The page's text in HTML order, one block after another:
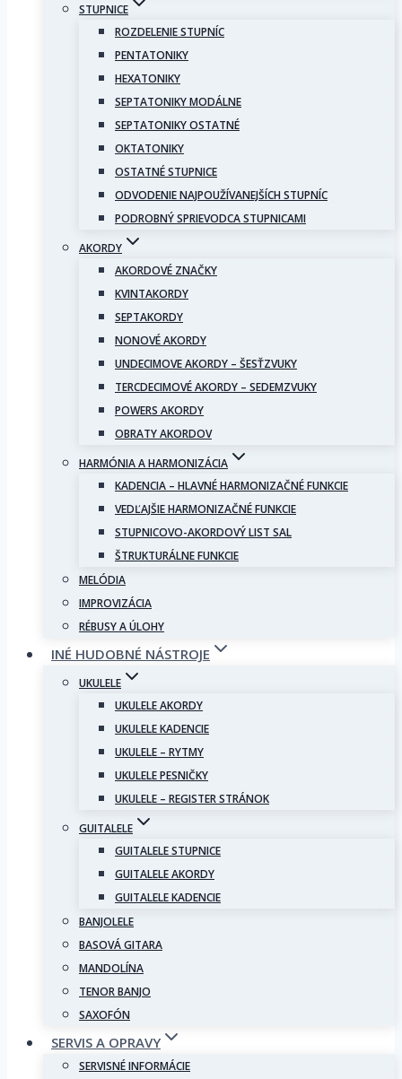
STUPNICE
ROZDELENIE STUPNÍC
PENTATONIKY
HEXATONIKY
SEPTATONIKY MODÁLNE
SEPTATONIKY OSTATNÉ
OKTATONIKY
OSTATNÉ STUPNICE
ODVODENIE NAJPOUŽÍVANEJŠÍCH STUPNÍC
PODROBNÝ SPRIEVODCA STUPNICAMI
AKORDY
AKORDOVÉ ZNAČKY
KVINTAKORDY
SEPTAKORDY
NONOVÉ AKORDY
UNDECIMOVE AKORDY – ŠESŤZVUKY
TERCDECIMOVÉ AKORDY – SEDEMZVUKY
POWERS AKORDY
OBRATY AKORDOV
HARMÓNIA A HARMONIZÁCIA
KADENCIA – HLAVNÉ HARMONIZAČNÉ FUNKCIE
VEDĽAJŠIE HARMONIZAČNÉ FUNKCIE
STUPNICOVO-AKORDOVÝ LIST SAL
ŠTRUKTURÁLNE FUNKCIE
MELÓDIA
IMPROVIZÁCIA
RÉBUSY A ÚLOHY
INÉ HUDOBNÉ NÁSTROJE
UKULELE
UKULELE AKORDY
UKULELE KADENCIE
UKULELE – RYTMY
UKULELE PESNIČKY
UKULELE – REGISTER STRÁNOK
GUITALELE
GUITALELE STUPNICE
GUITALELE AKORDY
GUITALELE KADENCIE
BANJOLELE
BASOVÁ GITARA
MANDOLÍNA
TENOR BANJO
SAXOFÓN
SERVIS A OPRAVY
SERVISNÉ INFORMÁCIE